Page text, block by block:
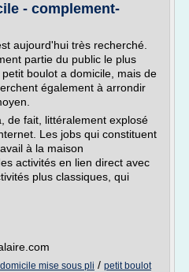
- complement-
aujourd'hui très recherché.
partie du public le plus
boulot a domicile, mais de
également à arrondir
de fait, littéralement explosé
Les jobs qui constituent
à la maison
activités en lien direct avec
plus classiques, qui
mise sous pli / petit boulot